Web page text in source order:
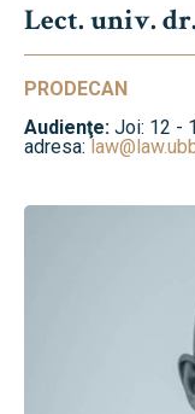
Lect. univ.
PRODECAN
Audienţe: Joi: 12 -
adresa: